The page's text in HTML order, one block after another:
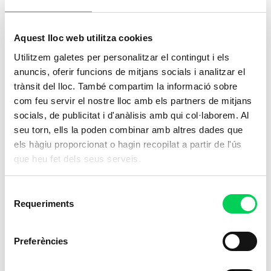
Aquest lloc web utilitza cookies
Utilitzem galetes per personalitzar el contingut i els
anuncis, oferir funcions de mitjans socials i analitzar el
trànsit del lloc. També compartim la informació sobre
com feu servir el nostre lloc amb els partners de mitjans
socials, de publicitat i d'anàlisis amb qui col·laborem. Al
seu torn, ells la poden combinar amb altres dades que
els hàgiu proporcionat o hagin recopilat a partir de l'ús
que heu fet dels seus serveis.
Requeriments
Preferències